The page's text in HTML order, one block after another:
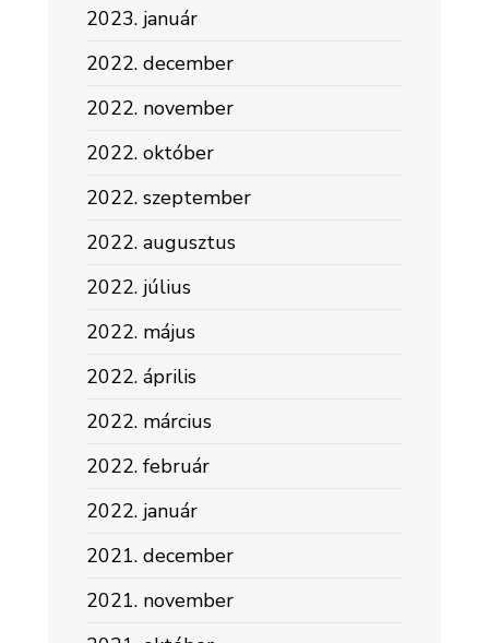
2023. január
2022. december
2022. november
2022. október
2022. szeptember
2022. augusztus
2022. július
2022. május
2022. április
2022. március
2022. február
2022. január
2021. december
2021. november